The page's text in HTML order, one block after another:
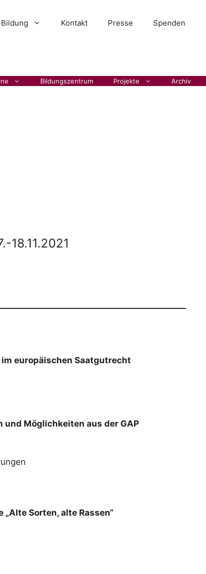
Bildung Kontakt Presse Spenden
Bildungszentrum Projekte Archiv
18.11.2021
europäischen Saatgutrecht
Möglichkeiten aus der GAP
Sorten, alte Rassen“